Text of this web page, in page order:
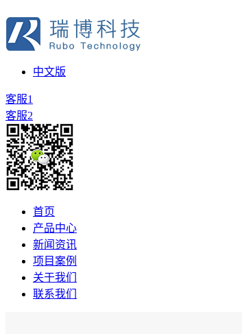
中文版
客服1
客服2
首页
产品中心
新闻资讯
项目案例
关于我们
联系我们